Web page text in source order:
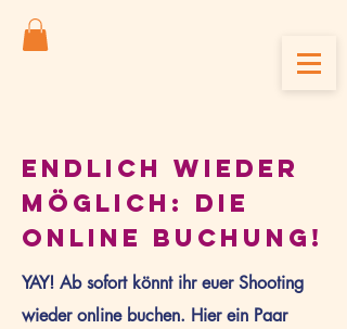
ENDLICH WIEDER
MÖGLICH: DIE
ONLINE BUCHUNG!
YAY! Ab sofort könnt ihr euer Shooting
wieder online buchen. Hier ein Paar